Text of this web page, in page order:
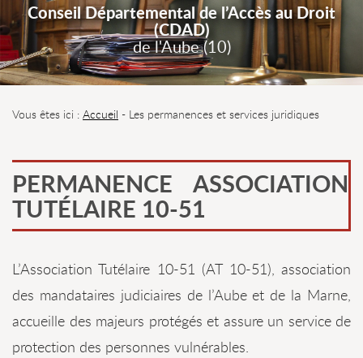
Conseil Départemental de l’Accès au Droit
(CDAD)
de l'Aube (10)
Vous êtes ici : Accueil - Les permanences et services juridiques
PERMANENCE ASSOCIATION
TUTÉLAIRE 10-51
L’Association Tutélaire 10-51 (AT 10-51), association
des mandataires judiciaires de l’Aube et de la Marne,
accueille des majeurs protégés et assure un service de
protection des personnes vulnérables.